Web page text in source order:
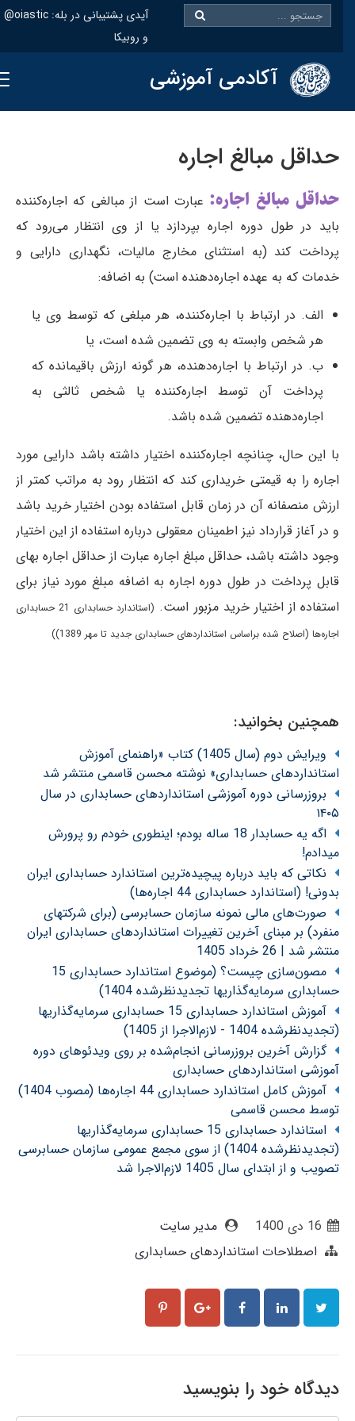
@oiastic :آیدی پشتیبانی در بله
و روبیکا
آکادمی آموزشی
حداقل‌ مبالغ‌ اجاره
حداقل‌ مبالغ‌ اجاره:عبارت‌ است‌ از مبالغی‌ كه‌ اجاره‌كننده‌
باید در طول‌ دوره‌ اجاره‌ بپردازد یا از وی‌ انتظار می‌رود كه‌
پرداخت‌ كند (به استثنای‌ مخارج‌ مالیات‌، نگهداری‌ دارایی‌ و
خدمات‌ كه‌ به عهده‌ اجاره‌دهنده‌ است‌) به اضافه‌:
الف‌. در ارتباط‌ با اجاره‌كننده‌، هر مبلغی‌ كه‌ توسط‌ وی‌ یا
هر شخص‌ وابسته‌ به‌ وی‌ تضمین‌ شده‌ است‌، یا
ب‌. در ارتباط‌ با اجاره‌دهنده‌، هر گونه‌ ارزش‌ باقیمانده‌ كه‌
پرداخت‌ آن‌ توسط‌ اجاره‌كننده‌ یا شخص‌ ثالثی‌ به‌
اجاره‌دهنده‌ تضمین‌ شده‌ باشد.
با این حال‌، چنانچه‌ اجاره‌كننده‌ اختیار داشته‌ باشد دارایی‌ مورد
اجاره‌ را به‌ قیمتی‌ خریداری‌ كند كه‌ انتظار رود به‌ مراتب‌ كمتر از
ارزش‌ منصفانه‌ آن‌ در زمان‌ قابل‌ استفاده‌ بودن‌ اختیار خرید باشد
و در آغاز قرارداد نیز اطمینان‌ معقولی‌ درباره‌ استفاده‌ از این‌ اختیار
وجود داشته‌ باشد، حداقل‌ مبلغ‌ اجاره‌ عبارت‌ از حداقل‌ اجاره‌ بهای‌
قابل‌ پرداخت‌ در طول‌ دوره‌ اجاره‌ به اضافه‌ مبلغ‌ مورد نیاز برای‌
استفاده‌ از اختیار خرید مزبور است‌.
(استاندارد حسابداری‌ 21 حسابداری‌
اجاره‌ها (اصلاح شده براساس استانداردهای حسابداری جدید تا مهر 1389))
همچنین بخوانید:
ویرایش دوم (سال 1405) کتاب «راهنمای آموزش
استانداردهای حسابداری» نوشته محسن قاسمی منتشر شد
بروزرسانی دوره آموزشی استانداردهای حسابداری در سال
۱۴۰۵
اگه یه حسابدار 18 ساله بودم؛ اینطوری خودم رو پرورش
میدادم!
نکاتی که باید درباره پیچیده‌ترین استاندارد حسابداری ایران
بدونی! (استاندارد حسابداری 44 اجاره‌ها)
صورت‌های مالی نمونه سازمان حسابرسی (برای شرکتهای
منفرد) بر مبنای آخرین تغییرات استانداردهای حسابداری ایران
منتشر شد | 26 خرداد 1405
مصون‌سازی چیست؟ (موضوع استاندارد حسابداری 15
حسابداری سرمایه‌گذاریها تجدیدنظرشده 1404)
آموزش استاندارد حسابداری 15 حسابداری سرمایه‌گذاریها
(تجدیدنظرشده 1404 - لازم‌الاجرا از 1405)
گزارش آخرین بروزرسانی انجام‌شده بر روی ویدئوهای دوره
آموزشی استانداردهای حسابداری
آموزش کامل استاندارد حسابداری 44 اجاره‌ها (مصوب 1404)
توسط محسن قاسمی
استاندارد حسابداری 15 حسابداری سرمایه‌گذاریها
(تجدیدنظرشده 1404) از سوی مجمع عمومی سازمان حسابرسی
تصویب و از ابتدای سال 1405 لازم‌الاجرا شد
16 دی 1400
مدیر سایت
اصطلاحات استانداردهای حسابداری
دیدگاه خود را بنویسید